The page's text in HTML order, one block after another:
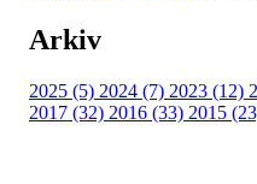
Arkiv
2025 (5) 2024 (7) 2023 (12)
2017 (32) 2016 (33) 2015